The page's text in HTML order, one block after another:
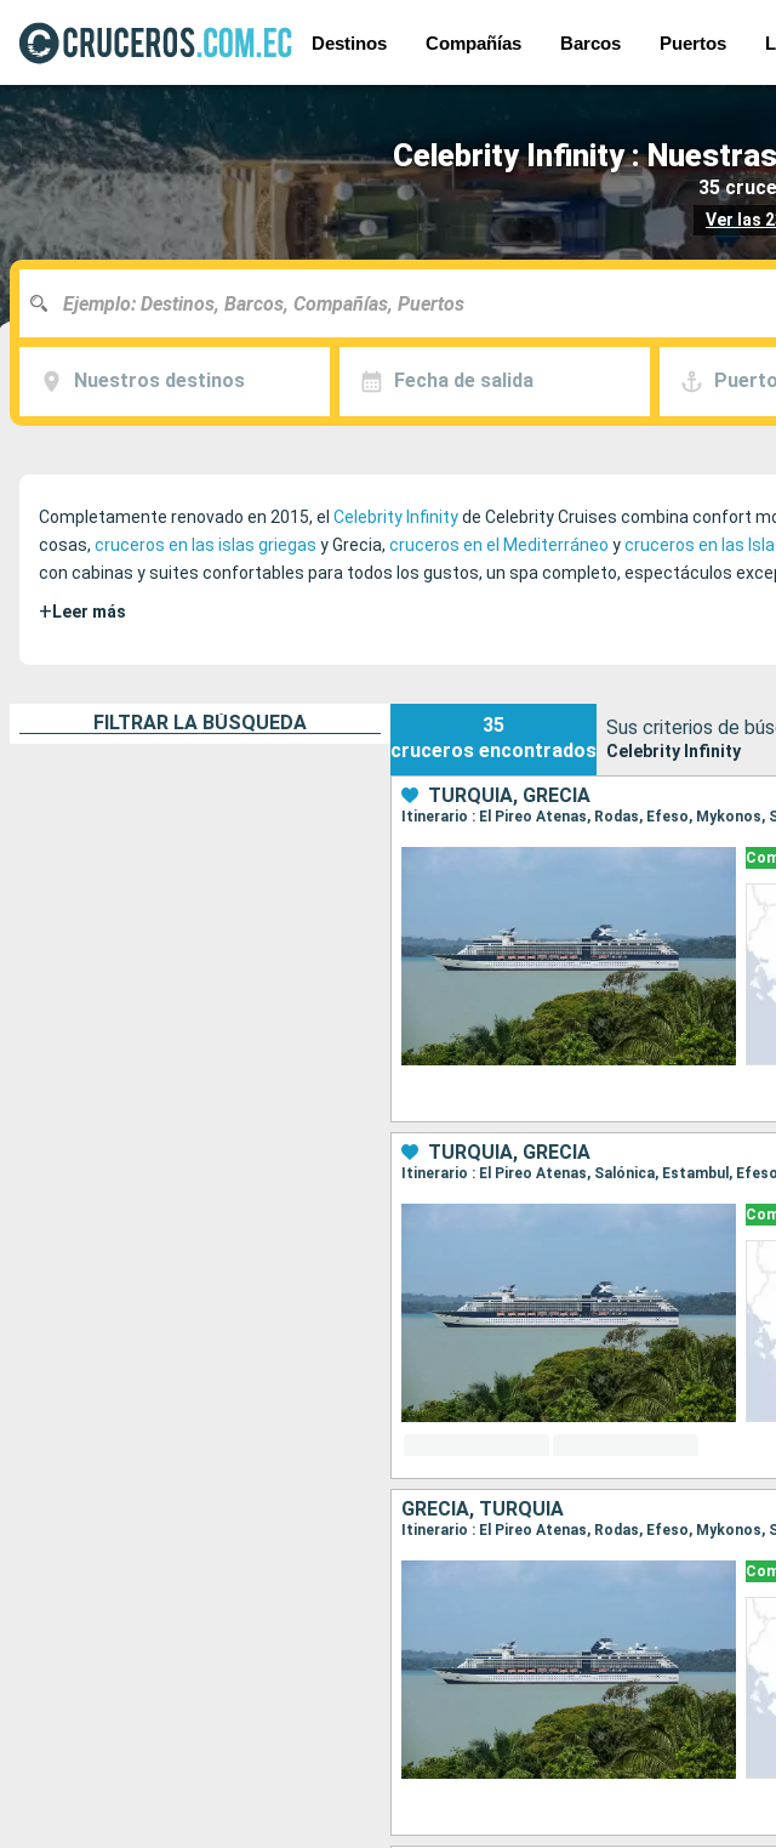
Destinos Compañías Barcos Puertos
Celebrity Infinity :
35
Ver las
Nuestros destinos Fecha de salida
Completamente renovado en 2015, el Celebrity Infinityde Celebrity Cruises combina confort
cosas, cruceros en las islas griegas y Grecia, cruceros en el Mediterráneo ycruceros en las
con cabinas y suites confortables para todos los gustos, un spa completo, espectáculos
+ Leer más
FILTRAR LA BÚSQUEDA
35
cruceros encontrados
Sus criterios de
Celebrity Infinity
TURQUÍA, GRECIA
Itinerario : El Pireo Atenas, Rodas, Efeso, Mykonos,
TURQUÍA, GRECIA
Itinerario : El Pireo Atenas, Salónica, Estambul,
GRECIA, TURQUÍA
Itinerario : El Pireo Atenas, Rodas, Efeso, Mykonos,